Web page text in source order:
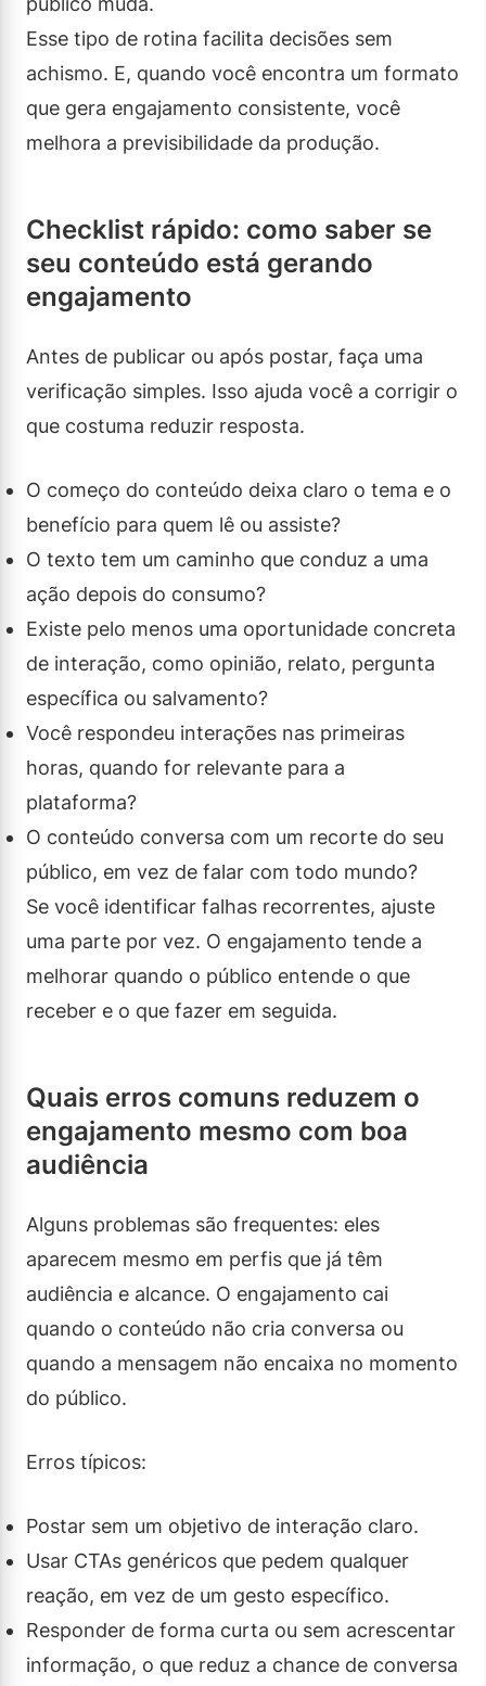
Esse tipo de rotina facilita decisões sem
achismo. E, quando você encontra um formato
que gera engajamento consistente, você
melhora a previsibilidade da produção.
Checklist rápido: como saber se
seu conteúdo está gerando
engajamento
Antes de publicar ou após postar, faça uma
verificação simples. Isso ajuda você a corrigir o
que costuma reduzir resposta.
O começo do conteúdo deixa claro o tema e o
benefício para quem lê ou assiste?
O texto tem um caminho que conduz a uma
ação depois do consumo?
Existe pelo menos uma oportunidade concreta
de interação, como opinião, relato, pergunta
específica ou salvamento?
Você respondeu interações nas primeiras
horas, quando for relevante para a
plataforma?
O conteúdo conversa com um recorte do seu
público, em vez de falar com todo mundo?
Se você identificar falhas recorrentes, ajuste
uma parte por vez. O engajamento tende a
melhorar quando o público entende o que
receber e o que fazer em seguida.
Quais erros comuns reduzem o
engajamento mesmo com boa
audiência
Alguns problemas são frequentes: eles
aparecem mesmo em perfis que já têm
audiência e alcance. O engajamento cai
quando o conteúdo não cria conversa ou
quando a mensagem não encaixa no momento
do público.
Erros típicos:
Postar sem um objetivo de interação claro.
Usar CTAs genéricos que pedem qualquer
reação, em vez de um gesto específico.
Responder de forma curta ou sem acrescentar
informação, o que reduz a chance de conversa